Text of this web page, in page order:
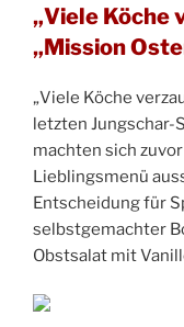
„Viele Köche
„Mission
„Viele Köche
letzten Jungschar-
machten sich
Lieblingsmenü
Entscheidung für
selbstgemachter
Obstsalat mit